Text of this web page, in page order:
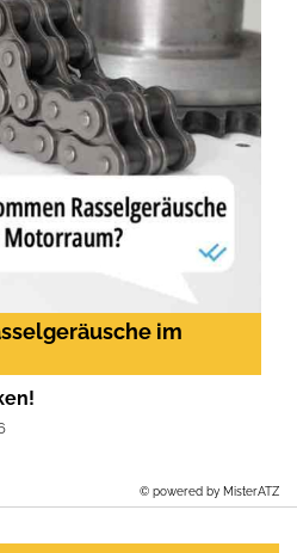
im
© powered by MisterATZ